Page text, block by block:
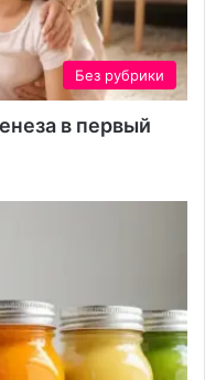
Без рубрики
в первый